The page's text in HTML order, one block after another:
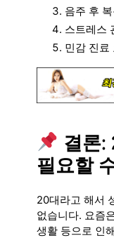
음주 후
스트레스
민감 진료
결론:
필요할
20대라고 해서
없습니다. 요즘
생활 등으로 인